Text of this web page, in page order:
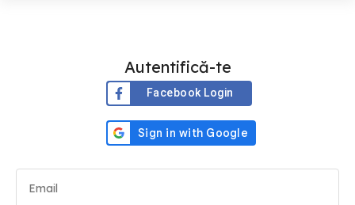
Autentifică-te
Facebook Login